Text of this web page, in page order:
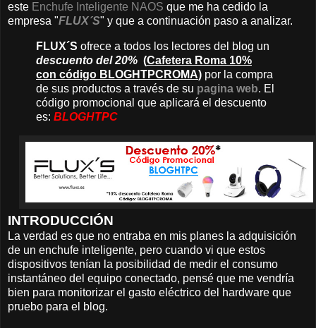
este Enchufe Inteligente NAOS que me ha cedido la
empresa "FLUX´S" y que a continuación paso a analizar.
FLUX´S ofrece a todos los lectores del blog un
descuento del 20% (Cafetera Roma 10%
con código BLOGHTPCROMA) por la compra
de sus productos a través de su pagina web. El
código promocional que aplicará el descuento
es: BLOGHTPC
INTRODUCCIÓN
La verdad es que no entraba en mis planes la adquisición
de un enchufe inteligente, pero cuando vi que estos
dispositivos tenían la posibilidad de medir el consumo
instantáneo del equipo conectado, pensé que me vendría
bien para monitorizar el gasto eléctrico del hardware que
pruebo para el blog.